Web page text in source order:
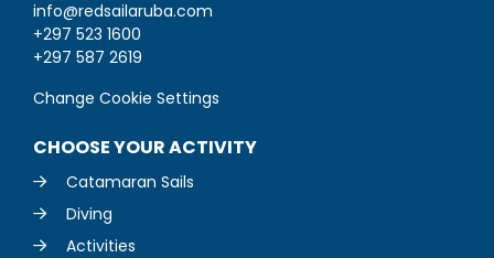
info@redsailaruba.com
+297 523 1600
+297 587 2619
Change Cookie Settings
CHOOSE YOUR ACTIVITY
Catamaran Sails
Diving
Activities